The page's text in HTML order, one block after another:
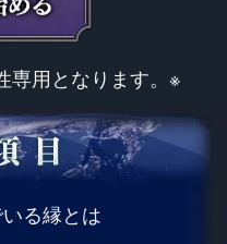
専用となります。※
る縁とは